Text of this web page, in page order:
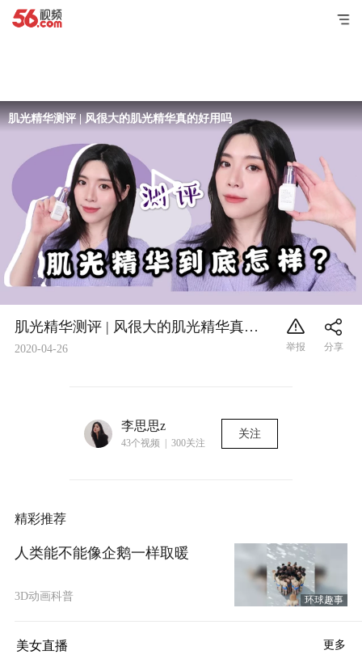
肌光精华测评 | 风很大的肌光精华真的好用吗
肌光精华测评 | 风很大的肌光精华真的好用吗
2020-04-26
李思思z
43个视频 | 300关注
关注
精彩推荐
人类能不能像企鹅一样取暖
3D动画科普 环球趣事
美女直播 更多